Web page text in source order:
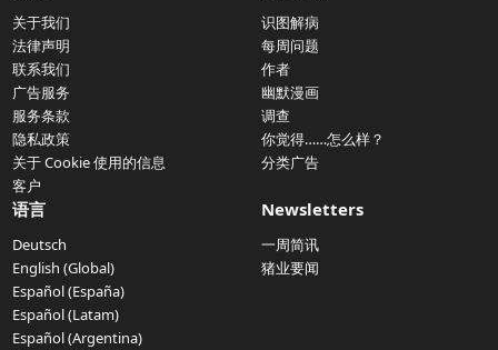
关于我们
法律声明
联系我们
广告服务
服务条款
隐私政策
关于 Cookie 使用的信息
客户
识图解病
每周问题
作者
幽默漫画
调查
你觉得……怎么样？
分类广告
语言
Deutsch
English (Global)
Español (España)
Español (Latam)
Español (Argentina)
Newsletters
一周简讯
猪业要闻